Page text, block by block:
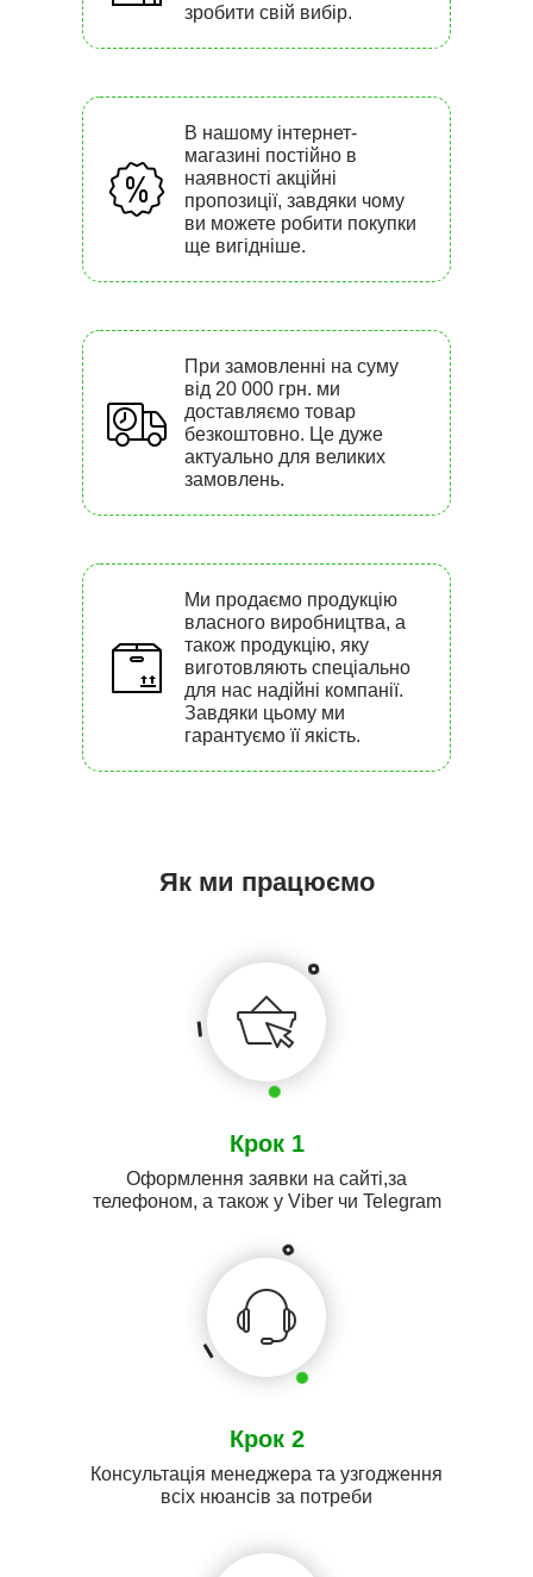
зробити свій вибір.
В нашому інтернет-
магазині постійно в
наявності акційні
пропозиції, завдяки чому
ви можете робити покупки
ще вигідніше.
При замовленні на суму
від 20 000 грн. ми
доставляємо товар
безкоштовно. Це дуже
актуально для великих
замовлень.
Ми продаємо продукцію
власного виробництва, а
також продукцію, яку
виготовляють спеціально
для нас надійні компанії.
Завдяки цьому ми
гарантуємо її якість.
Як ми працюємо
Крок 1
Оформлення заявки на сайті,за
телефоном, а також у Viber чи Telegram
Крок 2
Консультація менеджера та узгодження
всіх нюансів за потреби